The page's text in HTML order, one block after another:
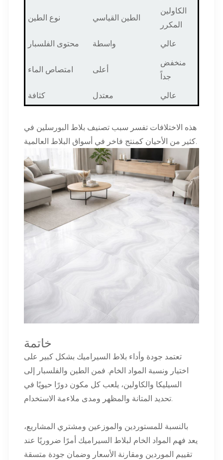
نوع الطين الطين القياسي
الكاولين
المكرر
محتوى الفلسبار
واسطة عالي
امتصاص الماء أعلى
منخفض
جداً
كثافة
معتدل عالي
هذه الاختلافات تفسر سبب تصنيف بلاط البورسلين في
كثير من الأحيان كمنتج فاخر في أسواق البلاط العالمية.
خاتمة
تعتمد جودة وأداء بلاط السيراميك بشكل كبير على
اختيار ونسبة المواد الخام. فمن الطين والفلسبار إلى
السيليكا والكاولين، يلعب كل مكون دورًا حيويًا في
تحديد المتانة والمظهر ومدى ملاءمة الاستخدام.
بالنسبة للمستوردين والموزعين ومشتري المشاريع،
يعد فهم المواد الخام لبلاط السيراميك أمرًا ضروريًا عند
تقييم الموردين ومقارنة الأسعار وضمان جودة متسقة